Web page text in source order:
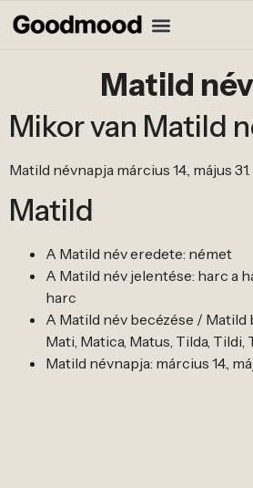
Matild
Mikor van Matild
Matild névnapja március 14., május
Matild
A Matild név eredete: német
A Matild név jelentése: harc a
harc
A Matild név becézése / Matild
Mati, Matica, Matus, Tilda, Tildi,
Matild névnapja: március 14.,